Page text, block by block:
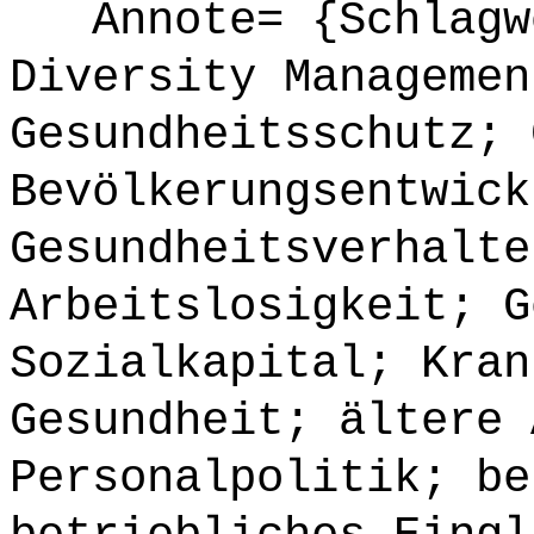
Annote=
Diversity
Gesundheitsschutz;
Arbeitslosigkeit;
Sozialkapital;
Gesundheit; ältere
Personalpolitik;